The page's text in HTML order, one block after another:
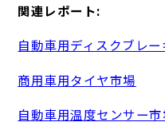
関連レポート:
自動車用ディスクブレー
商用車用タイヤ市場
自動車用温度センサー市